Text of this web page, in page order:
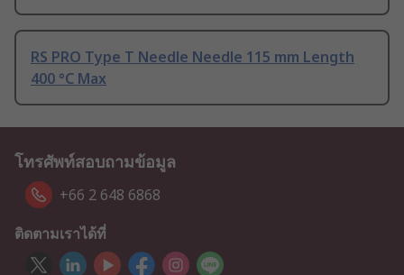
RS PRO Type T Needle Needle 115 mm Length
400 °C Max
โทรศัพท์สอบถามข้อมูล
+66 2 648 6868
ติดตามเราได้ที่